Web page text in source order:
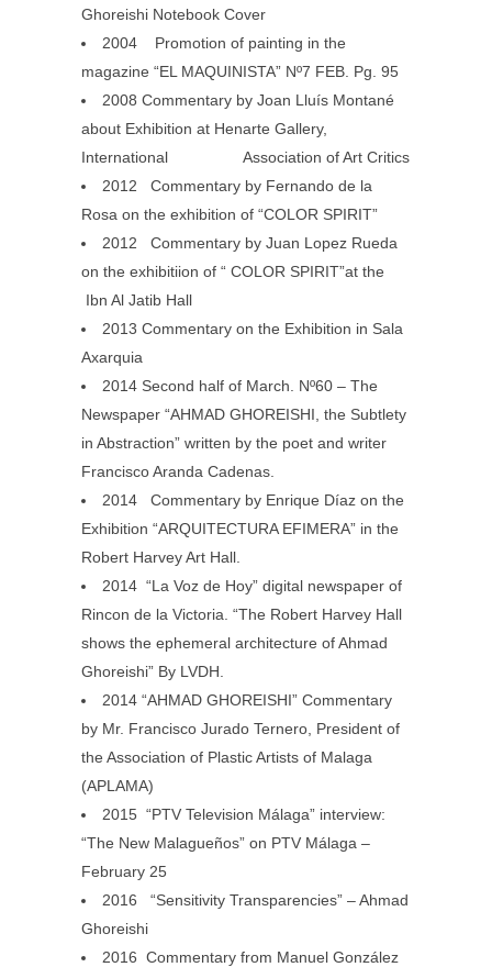
Ghoreishi Notebook Cover
2004 Promotion of painting in the
magazine “EL MAQUINISTA” Nº7 FEB. Pg. 95
2008 Commentary by Joan Lluís Montané
about Exhibition at Henarte Gallery,
International Association of Art Critics
2012 Commentary by Fernando de la
Rosa on the exhibition of “COLOR SPIRIT”
2012 Commentary by Juan Lopez Rueda
on the exhibitiion of “ COLOR SPIRIT”at the
Ibn Al Jatib Hall
2013 Commentary on the Exhibition in Sala
Axarquia
2014 Second half of March. Nº60 – The
Newspaper “AHMAD GHOREISHI, the Subtlety
in Abstraction” written by the poet and writer
Francisco Aranda Cadenas.
2014 Commentary by Enrique Díaz on the
Exhibition “ARQUITECTURA EFIMERA” in the
Robert Harvey Art Hall.
2014 “La Voz de Hoy” digital newspaper of
Rincon de la Victoria. “The Robert Harvey Hall
shows the ephemeral architecture of Ahmad
Ghoreishi” By LVDH.
2014 “AHMAD GHOREISHI” Commentary
by Mr. Francisco Jurado Ternero, President of
the Association of Plastic Artists of Malaga
(APLAMA)
2015 “PTV Television Málaga” interview:
“The New Malagueños” on PTV Málaga –
February 25
2016 “Sensitivity Transparencies” – Ahmad
Ghoreishi
2016 Commentary from Manuel González